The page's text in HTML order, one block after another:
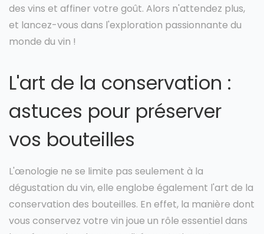
des vins et affiner votre goût. Alors n'attendez plus,
et lancez-vous dans l'exploration passionnante du
monde du vin !
L'art de la conservation :
astuces pour préserver
vos bouteilles
L'œnologie ne se limite pas seulement à la
dégustation du vin, elle englobe également l'art de la
conservation des bouteilles. En effet, la manière dont
vous conservez votre vin joue un rôle essentiel dans